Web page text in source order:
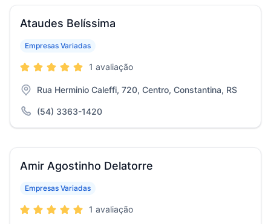
Ataudes Belíssima
Empresas Variadas
1 avaliação
Rua Herminio Caleffi, 720, Centro, Constantina, RS
(54) 3363-1420
Amir Agostinho Delatorre
Empresas Variadas
1 avaliação